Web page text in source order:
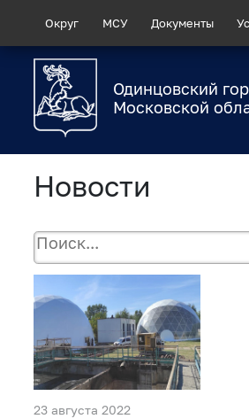
Округ МСУ Документы
Одинцовский
Московской
Новости
23 августа 2022